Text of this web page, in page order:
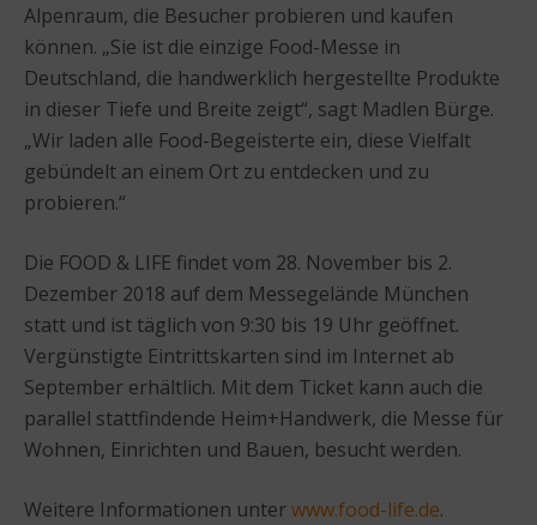
Alpenraum, die Besucher probieren und kaufen
können. „Sie ist die einzige Food-Messe in
Deutschland, die handwerklich hergestellte Produkte
in dieser Tiefe und Breite zeigt“, sagt Madlen Bürge.
„Wir laden alle Food-Begeisterte ein, diese Vielfalt
gebündelt an einem Ort zu entdecken und zu
probieren.“
Die FOOD & LIFE findet vom 28. November bis 2.
Dezember 2018 auf dem Messegelände München
statt und ist täglich von 9:30 bis 19 Uhr geöffnet.
Vergünstigte Eintrittskarten sind im Internet ab
September erhältlich. Mit dem Ticket kann auch die
parallel stattfindende Heim+Handwerk, die Messe für
Wohnen, Einrichten und Bauen, besucht werden.
Weitere Informationen unterwww.food-life.de.